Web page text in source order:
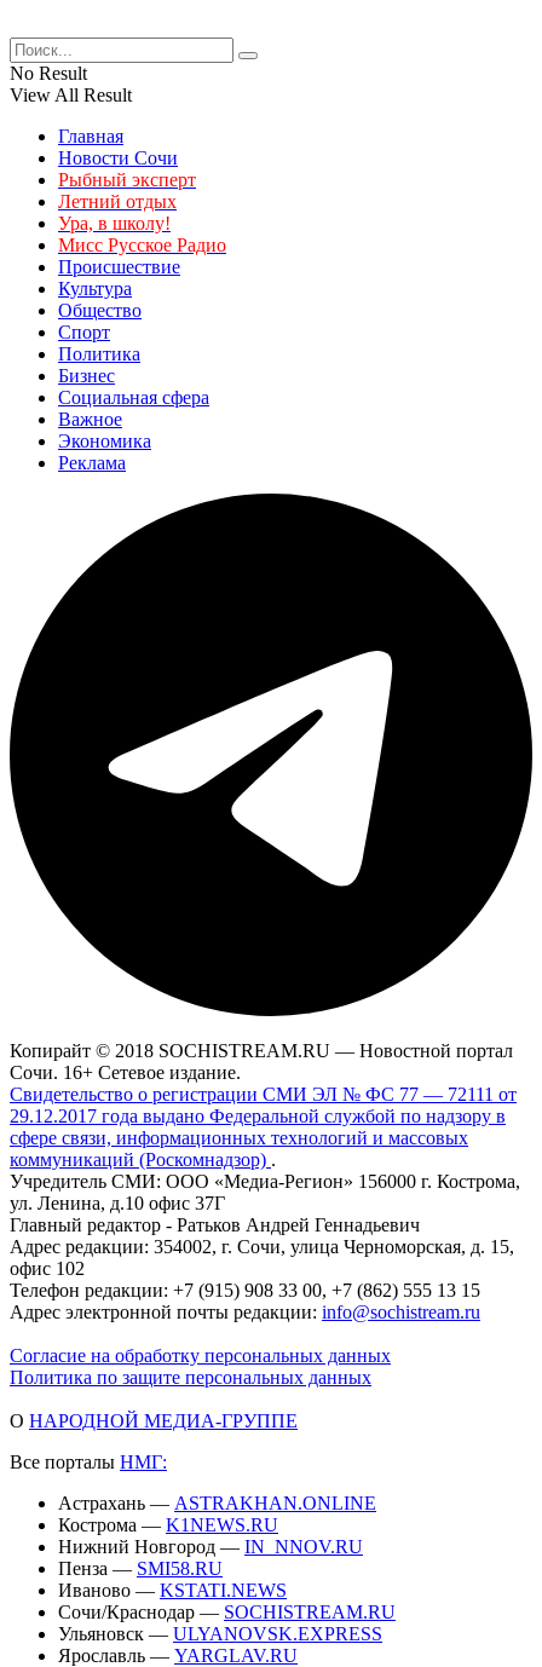
No Result
View All Result
Главная
Новости Сочи
Рыбный эксперт
Летний отдых
Ура, в школу!
Мисс Русское Радио
Происшествие
Культура
Общество
Спорт
Политика
Бизнес
Социальная сфера
Важное
Экономика
Реклама
Копирайт © 2018 SOCHISTREAM.RU — Новостной портал
Сочи. 16+ Сетевое издание.
Свидетельство о регистрации СМИ ЭЛ № ФС 77 — 72111 от
29.12.2017 года выдано Федеральной службой по надзору в
сфере связи, информационных технологий и массовых
коммуникаций (Роскомнадзор) .
Учредитель СМИ: ООО «Медиа-Регион» 156000 г. Кострома,
ул. Ленина, д.10 офис 37Г
Главный редактор - Ратьков Андрей Геннадьевич
Адрес редакции: 354002, г. Сочи, улица Черноморская, д. 15,
офис 102
Телефон редакции: +7 (915) 908 33 00, +7 (862) 555 13 15
Адрес электронной почты редакции: info@sochistream.ru
Согласие на обработку персональных данных
Политика по защите персональных данных
О НАРОДНОЙ МЕДИА-ГРУППЕ
Все порталы НМГ:
Астрахань — ASTRAKHAN.ONLINE
Кострома — K1NEWS.RU
Нижний Новгород — IN_NNOV.RU
Пенза — SMI58.RU
Иваново — KSTATI.NEWS
Сочи/Краснодар — SOCHISTREAM.RU
Ульяновск — ULYANOVSK.EXPRESS
Ярославль — YARGLAV.RU